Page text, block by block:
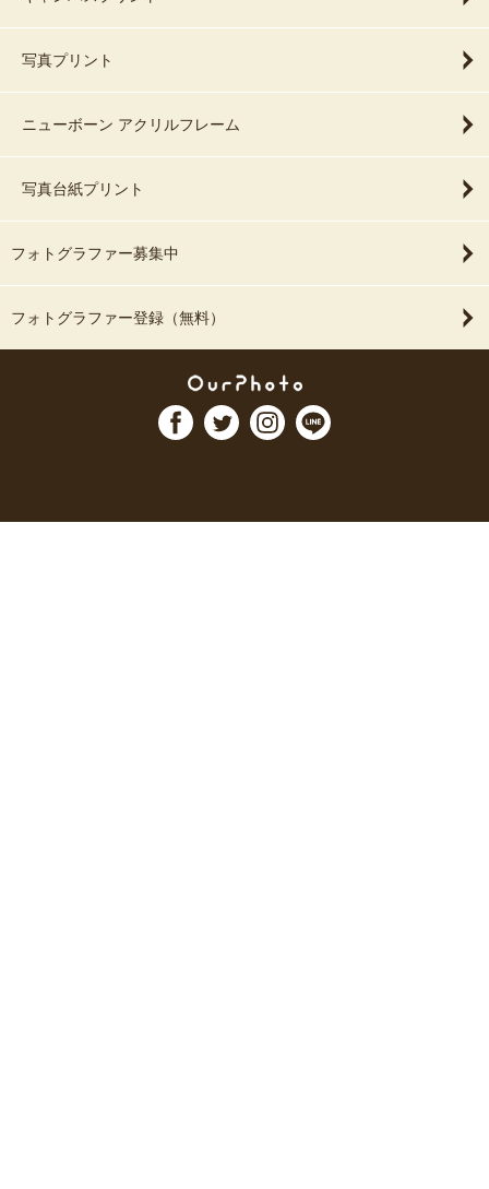
写真プリント
ニューボーン アクリルフレーム
写真台紙プリント
フォトグラファー募集中
フォトグラファー登録（無料）